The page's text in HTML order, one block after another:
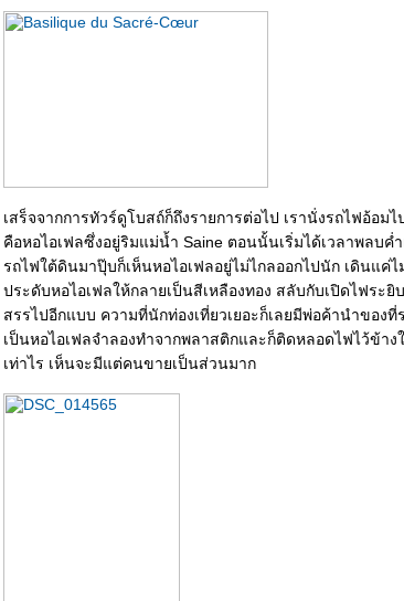
เสร็จจากการทัวร์ดูโบสถ์ก็ถึงรายการต่อไป เรานั่งรถไฟอ้อม
คือหอไอเฟลซึ่งอยู่ริมแม่น้ำ Saine ตอนนั้นเริ่มได้เวลาพลบค่
รถไฟใต้ดินมาปุ๊บก็เห็นหอไอเฟลอยู่ไม่ไกลออกไปนัก เดินแค่
ประดับหอไอเฟลให้กลายเป็นสีเหลืองทอง สลับกับเปิดไฟระ
สรรไปอีกแบบ ความที่นักท่องเที่ยวเยอะก็เลยมีพ่อค้านำของ
เป็นหอไอเฟลจำลองทำจากพลาสติกและก็ติดหลอดไฟไว้ข้า
เท่าไร เห็นจะมีแต่คนขายเป็นส่วนมาก